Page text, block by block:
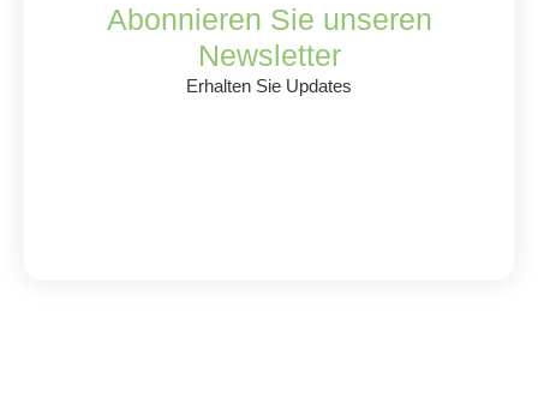
Abonnieren Sie unseren
Newsletter
Erhalten Sie Updates